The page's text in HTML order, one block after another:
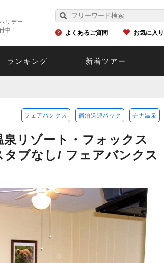
リデー
中！
よくあるご質問 お気に入り
ランキング 新着ツアー
フェアバンクス 宿泊送迎パック チナ温泉
リゾート・フォックス
ブなし/ フェアバンクス